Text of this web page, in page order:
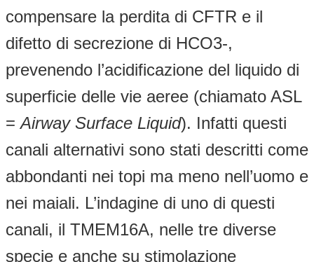
compensare la perdita di CFTR e il
difetto di secrezione di HCO3-,
prevenendo l’acidificazione del liquido di
superficie delle vie aeree (chiamato ASL
=Airway Surface Liquid). Infatti questi
canali alternativi sono stati descritti come
abbondanti nei topi ma meno nell’uomo e
nei maiali. L’indagine di uno di questi
canali, il TMEM16A, nelle tre diverse
specie e anche su stimolazione